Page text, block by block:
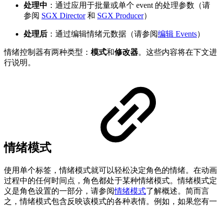
处理中 ：通过应用于批量或单个 event 的处理参数（请
参阅 SGX Director和 SGX Producer）
处理后 ：通过编辑情绪元数据（请参阅编辑 Events）
情绪控制器有两种类型： 模式和修改器。这些内容将在下文进
行说明。
情绪模式
使用单个标签，情绪模式就可以轻松决定角色的情绪。在动画
过程中的任何时间点，角色都处于某种情绪模式。情绪模式定
义是角色设置的一部分，请参阅情绪模式了解概述。简而言
之，情绪模式包含反映该模式的各种表情。例如，如果您有一